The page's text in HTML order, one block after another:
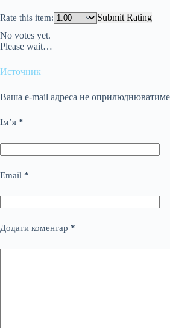
Rate this item:
Submit Rating
No votes yet.
Please wait…
Источник
Ваша e-mail адреса не
Ім’я *
Email *
Додати коментар *